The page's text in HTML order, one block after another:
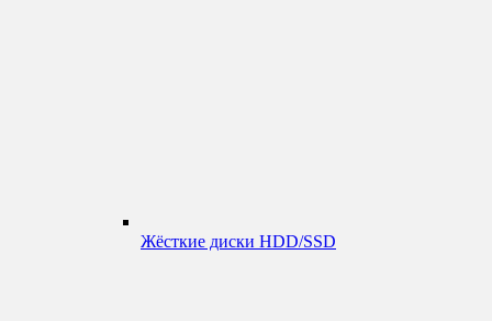
Жёсткие диски HDD/SSD